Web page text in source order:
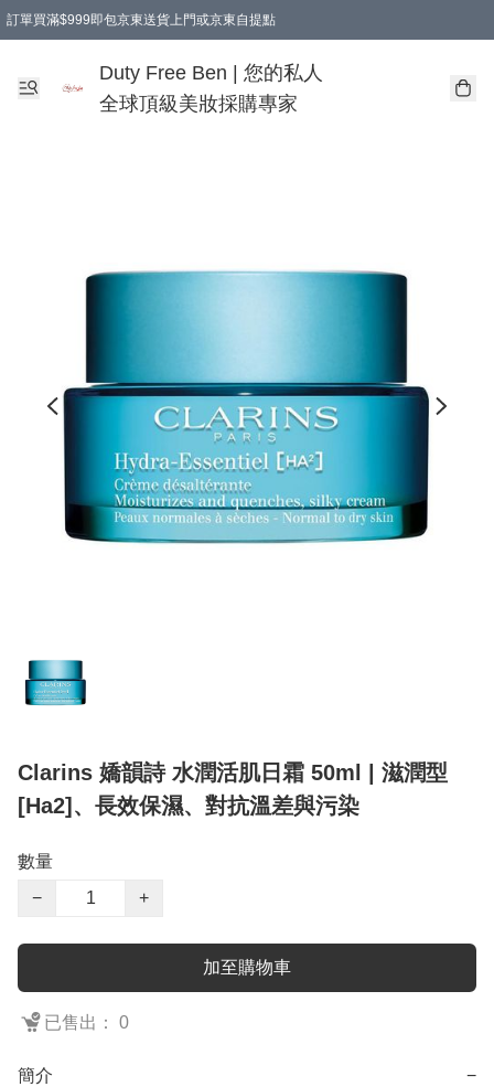
訂單買滿$999即包京東送貨上門或京東自提點
Duty Free Ben | 您的私人
全球頂級美妝採購專家
Clarins 嬌韻詩 水潤活肌日霜 50ml | 滋潤型
[Ha2]、長效保濕、對抗溫差與污染
數量
−
+
加至購物車
已售出： 0
簡介 −